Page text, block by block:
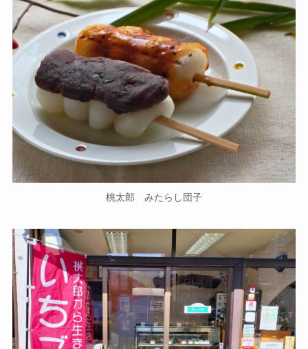
桃太郎 みたらし団子